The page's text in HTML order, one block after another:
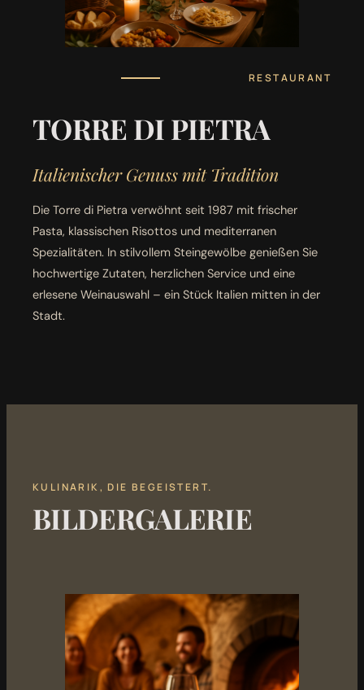
RESTAURANT
TORRE DI PIETRA
Italienischer Genuss mit Tradition
Die Torre di Pietra verwöhnt seit 1987 mit frischer
Pasta, klassischen Risottos und mediterranen
Spezialitäten. In stilvollem Steingewölbe genießen Sie
hochwertige Zutaten, herzlichen Service und eine
erlesene Weinauswahl – ein Stück Italien mitten in der
Stadt.
KULINARIK, DIE BEGEISTERT.
BILDERGALERIE